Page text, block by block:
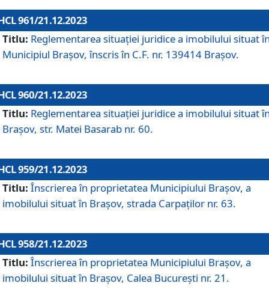
961/21.12.2023
Titlu: Reglementarea situației juridice a imobilului situat
Municipiul Brașov, înscris în C.F. nr. 139414 Brașov.
960/21.12.2023
Titlu: Reglementarea situației juridice a imobilului situat
Brașov, str. Matei Basarab nr. 60.
959/21.12.2023
Titlu: Înscrierea în proprietatea Municipiului Brașov, a
imobilului situat în Brașov, strada Carpaților nr. 63.
958/21.12.2023
Titlu: Înscrierea în proprietatea Municipiului Brașov, a
imobilului situat în Brașov, Calea București nr. 21.